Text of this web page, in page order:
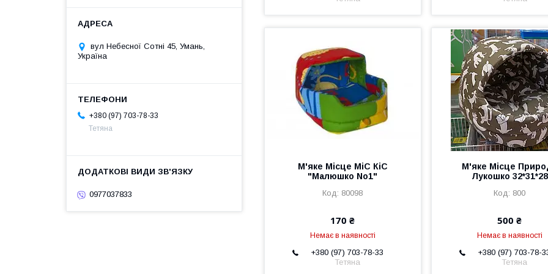
М'яке Місце МіС КіС
"Малюшко No1"
80098
170 ₴
Немає в наявності
+380 (97) 703-78-33
Тетяна
М'яке Місце
Лукошко 32*31*28
800
500 ₴
Немає в наявності
+380 (97) 703-78-
Тетяна
вул Небесної Сотні 45, Умань,
Україна
+380 (97) 703-78-33
Тетяна
0977037833